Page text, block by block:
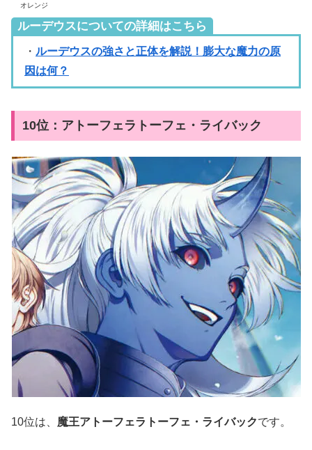
オレンジ
ルーデウスについての詳細はこちら
・ ルーデウスの強さと正体を解説！膨大な魔力の原
因は何？
10位：アトーフェラトーフェ・ライバック
10位は、 魔王アトーフェラトーフェ・ライバックです。